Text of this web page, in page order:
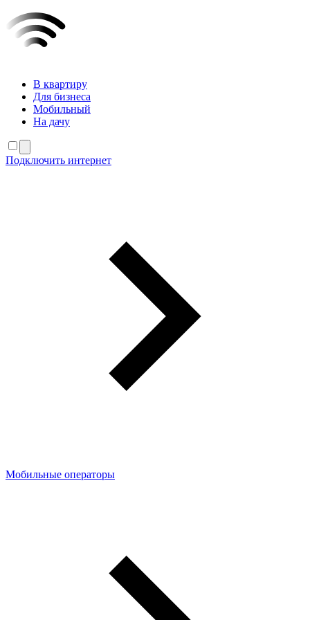
В квартиру
Для бизнеса
Мобильный
На дачу
Подключить интернет
Мобильные операторы